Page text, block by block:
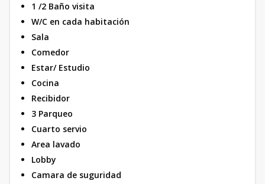
1 /2 Baño visita
W/C en cada habitación
Sala
Comedor
Estar/ Estudio
Cocina
Recibidor
3 Parqueo
Cuarto servio
Area lavado
Lobby
Camara de suguridad